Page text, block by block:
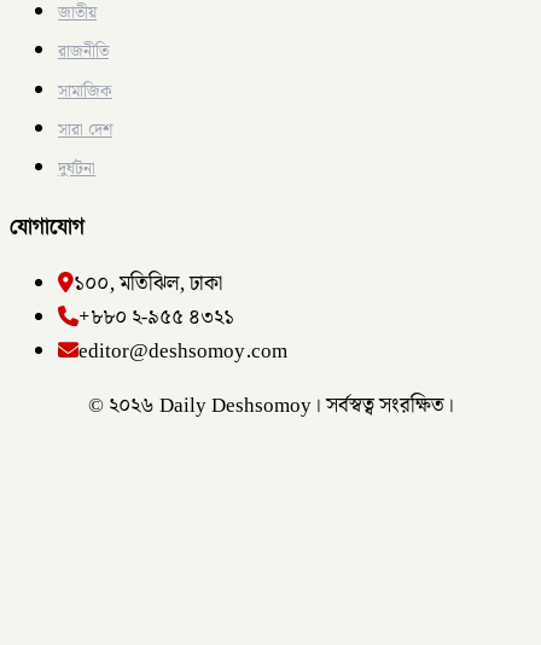
জাতীয়
রাজনীতি
সামাজিক
সারা দেশ
দুর্ঘটনা
যোগাযোগ
১০০, মতিঝিল, ঢাকা
+৮৮০ ২-৯৫৫ ৪৩২১
editor@deshsomoy.com
© ২০২৬ Daily Deshsomoy। সর্বস্বত্ব সংরক্ষিত।